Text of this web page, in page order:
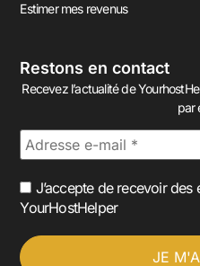
Estimer mes revenus
Restons en contact
Recevez l’actualité de
par
J’accepte de recevoir
YourHostHelper